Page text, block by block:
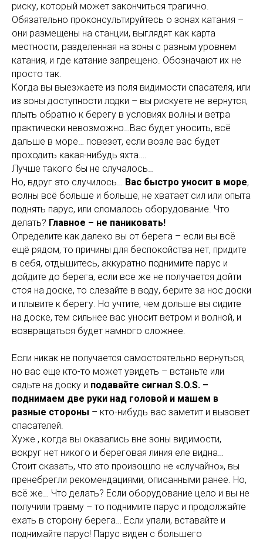
риску, который может закончиться трагично.
Обязательно проконсультируйтесь о зонах катания –
они размещены на станции, выглядят как карта
местности, разделенная на зоны с разным уровнем
катания, и где катание запрещено. Обозначают их не
просто так.
Когда вы выезжаете из поля видимости спасателя, или
из зоны доступности лодки – вы рискуете не вернутся,
плыть обратно к берегу в условиях волны и ветра
практически невозможно…Вас будет уносить, всё
дальше в море… повезет, если возле вас будет
проходить какая-нибудь яхта….
Лучше такого бы не случалось…
Но, вдруг это случилось… Вас быстро уносит в море,
волны всё больше и больше, не хватает сил или опыта
поднять парус, или сломалось оборудование. Что
делать? Главное – не паниковать!
Определите как далеко вы от берега – если вы всё
ещё рядом, то причины для беспокойства нет, придите
в себя, отдышитесь, аккуратно поднимите парус и
дойдите до берега, если все же не получается дойти
стоя на доске, то слезайте в воду, берите за нос доски
и плывите к берегу. Но учтите, чем дольше вы сидите
на доске, тем сильнее вас уносит ветром и волной, и
возвращаться будет намного сложнее.
Если никак не получается самостоятельно вернуться,
но вас еще кто-то может увидеть – встаньте или
сядьте на доску и подавайте сигнал S.O.S. –
поднимаем две руки над головой и машем в
разные стороны – кто-нибудь вас заметит и вызовет
спасателей.
Хуже , когда вы оказались вне зоны видимости,
вокруг нет никого и береговая линия еле видна…
Стоит сказать, что это произошло не «случайно», вы
пренебрегли рекомендациями, описанными ранее. Но,
всё же… Что делать? Если оборудование цело и вы не
получили травму – то поднимите парус и продолжайте
ехать в сторону берега… Если упали, вставайте и
поднимайте парус! Парус виден с большего